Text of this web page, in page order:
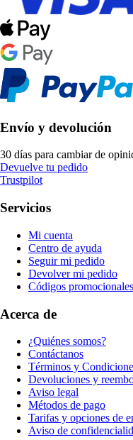
Envío y devolución
30 días para cambiar de
Devuelve tu pedido
Trustpilot
Servicios
Mi cuenta
Centro de ayuda
Seguir mi pedido
Devolver mi pedido
Códigos promocionales
Acerca de
¿Quiénes somos?
Contáctanos
Términos y
Devoluciones y
Aviso legal
Métodos de pago
Tarifas y opciones de
Aviso de